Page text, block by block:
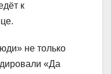
к
не только
«Да